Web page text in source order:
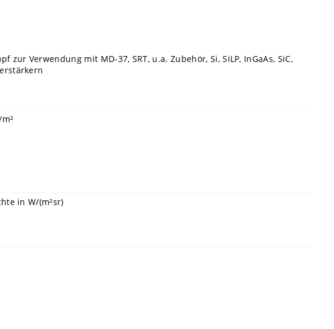
Verwendung mit MD-37, SRT, u.a. Zubehör, Si, SiLP, InGaAs, SiC,
in W/(m²sr)